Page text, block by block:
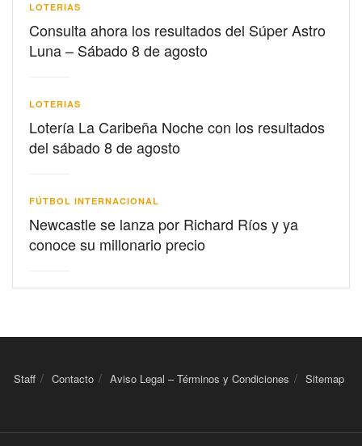
LOTERIAS
Consulta ahora los resultados del Súper Astro
Luna – Sábado 8 de agosto
LOTERIAS
Lotería La Caribeña Noche con los resultados
del sábado 8 de agosto
FÚTBOL INTERNACIONAL
Newcastle se lanza por Richard Ríos y ya
conoce su millonario precio
Staff Contacto Aviso Legal – Términos y Condiciones Sitemap